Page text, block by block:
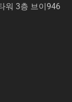
워 3층 브이946